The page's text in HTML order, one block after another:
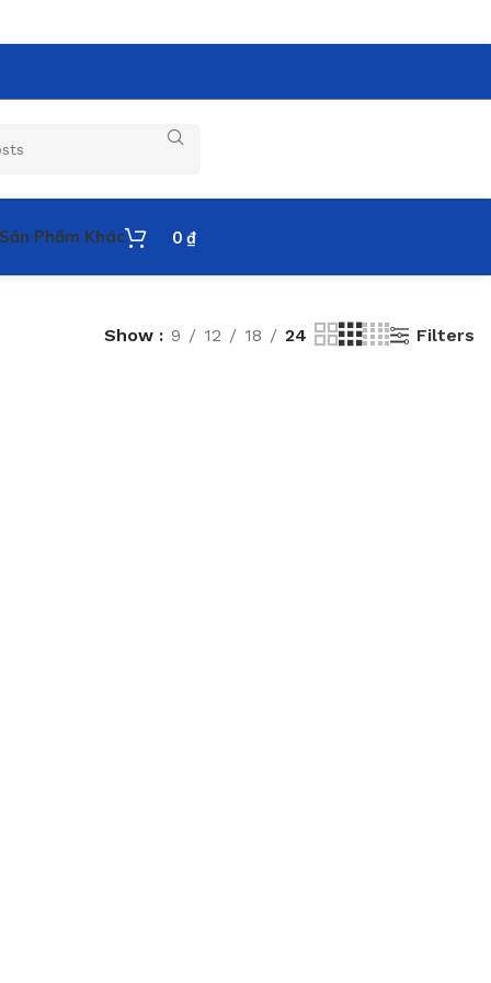
Sản Phẩm Khác 0 ₫
Show 9 12 18 24 Filters